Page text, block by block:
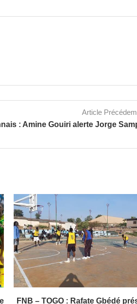
Article
: Amine Gouiri alerte Jorge
FNB – TOGO : Rafate Gbédé